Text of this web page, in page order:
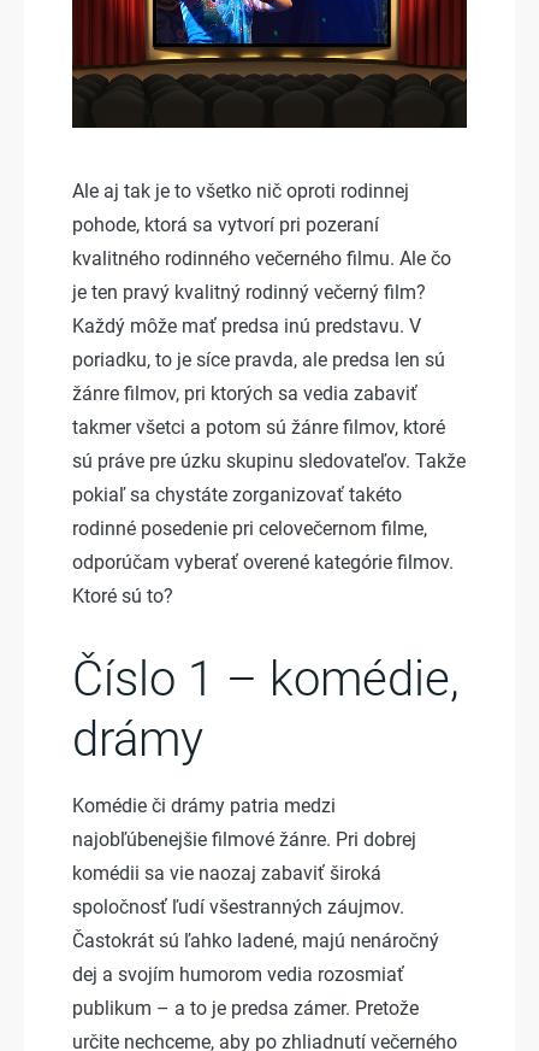
Ale aj tak je to všetko nič oproti rodinnej
pohode, ktorá sa vytvorí pri pozeraní
kvalitného rodinného večerného filmu. Ale čo
je ten pravý kvalitný rodinný večerný film?
Každý môže mať predsa inú predstavu. V
poriadku, to je síce pravda, ale predsa len sú
žánre filmov, pri ktorých sa vedia zabaviť
takmer všetci a potom sú žánre filmov, ktoré
sú práve pre úzku skupinu sledovateľov. Takže
pokiaľ sa chystáte zorganizovať takéto
rodinné posedenie pri celovečernom filme,
odporúčam vyberať overené kategórie filmov.
Ktoré sú to?
Číslo 1 – komédie,
drámy
Komédie či drámy patria medzi
najobľúbenejšie filmové žánre. Pri dobrej
komédii sa vie naozaj zabaviť široká
spoločnosť ľudí všestranných záujmov.
Častokrát sú ľahko ladené, majú nenáročný
dej a svojím humorom vedia rozosmiať
publikum – a to je predsa zámer. Pretože
určite nechceme, aby po zhliadnutí večerného